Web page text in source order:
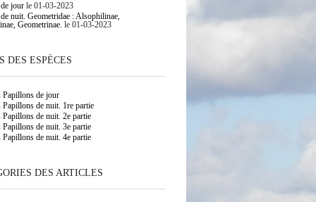
jourle 01-03-2023
nuit. Geometridae : Alsophilinae,
Geometrinae. le 01-03-2023
DES ESPÈCES
Papillons de jour
Papillons de nuit. 1re partie
Papillons de nuit. 2e partie
Papillons de nuit. 3e partie
Papillons de nuit. 4e partie
DES ARTICLES